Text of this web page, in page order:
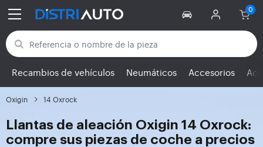
Volver a las categorías
Recambios de vehículos Neumáticos Accesorios
Oxigin 14 Oxrock
Llantas de aleación Oxigin 14 Oxrock:
compre sus piezas de coche a precios